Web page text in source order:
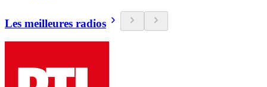
Les meilleures radios